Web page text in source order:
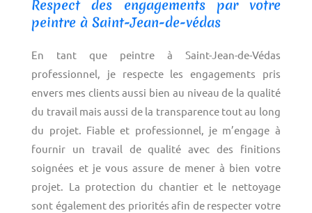
Respect des engagements par votre
peintre à Saint-Jean-de-védas
En tant que peintre à Saint-Jean-de-Védas
professionnel, je respecte les engagements pris
envers mes clients aussi bien au niveau de la qualité
du travail mais aussi de la transparence tout au long
du projet. Fiable et professionnel, je m’engage à
fournir un travail de qualité avec des finitions
soignées et je vous assure de mener à bien votre
projet. La protection du chantier et le nettoyage
sont également des priorités afin de respecter votre